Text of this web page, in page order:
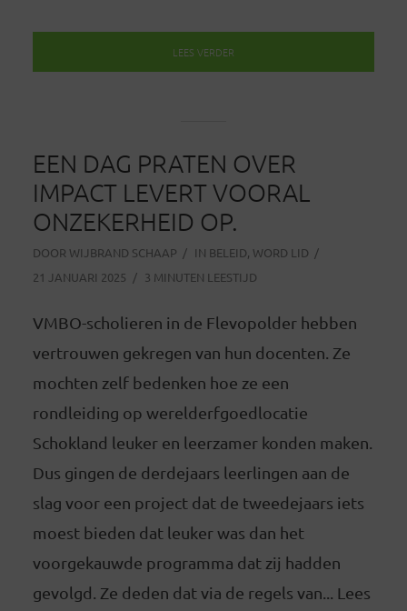
LEES VERDER
EEN DAG PRATEN OVER
IMPACT LEVERT VOORAL
ONZEKERHEID OP.
DOOR WIJBRAND SCHAAP IN BELEID, WORD LID
21 JANUARI 2025
3 MINUTEN LEESTIJD
VMBO-scholieren in de Flevopolder hebben
vertrouwen gekregen van hun docenten. Ze
mochten zelf bedenken hoe ze een
rondleiding op werelderfgoedlocatie
Schokland leuker en leerzamer konden maken.
Dus gingen de derdejaars leerlingen aan de
slag voor een project dat de tweedejaars iets
moest bieden dat leuker was dan het
voorgekauwde programma dat zij hadden
gevolgd. Ze deden dat via de regels van... Lees